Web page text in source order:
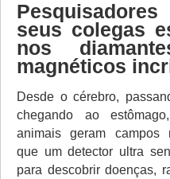
seus colegas
nos
magnéticos
Desde o cérebro,
chegando ao
animais geram campos
que um detector ultra
para descobrir doenças,